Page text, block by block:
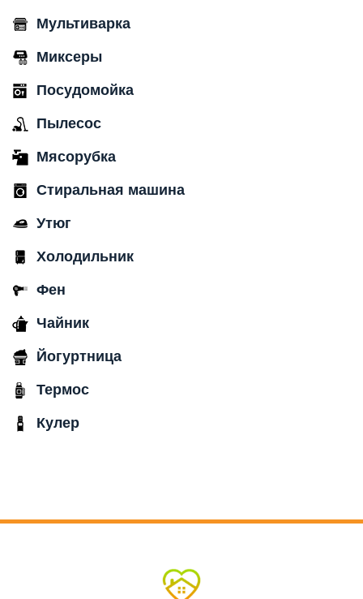
Мультиварка
Миксеры
Посудомойка
Пылесос
Мясорубка
Стиральная машина
Утюг
Холодильник
Фен
Чайник
Йогуртница
Термос
Кулер